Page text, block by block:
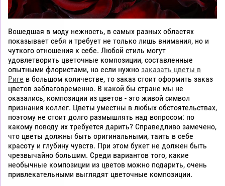
Вошедшая в моду нежность, в самых разных областях
показывает себя и требует не только лишь внимания, но и
чуткого отношения к себе. Любой стиль могут
удовлетворить цветочные композиции, составленные
опытными флористами, но если нужно заказать цветы в
Риге в большом количестве, то заказ стоит оформить заказ
цветов заблаговременно. В какой бы стране мы не
оказались, композиции из цветов - это живой символ
признания коллег. Цветы уместны в любых обстоятельствах,
поэтому не стоит долго размышлять над вопросом: по
какому поводу их требуется дарить? Справедливо замечено,
что цветы должны быть оригинальными, таить в себе
красоту и глубину чувств. При этом букет не должен быть
чрезвычайно большим. Среди вариантов того, какие
необычные композиции из цветов можно подарить, очень
привлекательными выглядят цветочные композиции.